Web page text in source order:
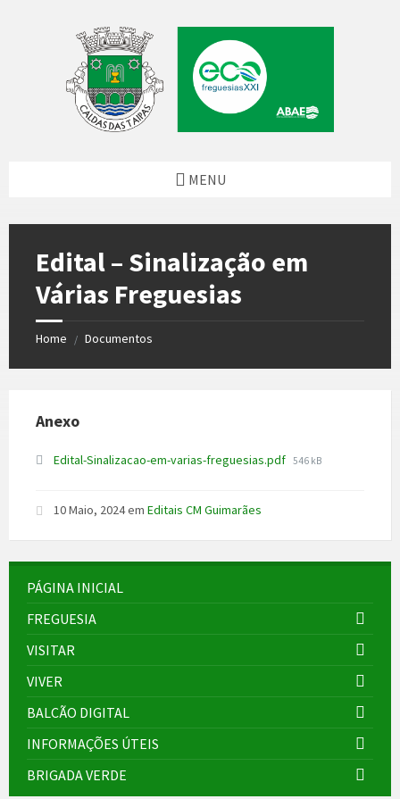
MENU
Edital – Sinalização em
Várias Freguesias
Home / Documentos
Anexo
Edital-Sinalizacao-em-varias-freguesias.pdf File
546 kB
10 Maio, 2024em Editais CM Guimarães
PÁGINA INICIAL
FREGUESIA
VISITAR
VIVER
BALCÃO DIGITAL
INFORMAÇÕES ÚTEIS
BRIGADA VERDE